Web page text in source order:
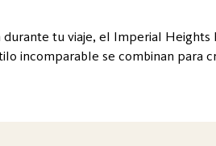
durante tu viaje, el Imperial
incomparable se combinan para